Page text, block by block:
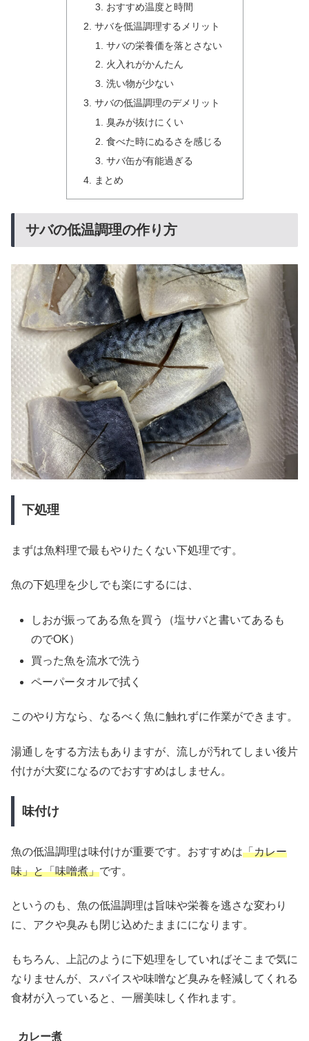
おすすめ温度と時間
サバを低温調理するメリット
サバの栄養価を落とさない
火入れがかんたん
洗い物が少ない
サバの低温調理のデメリット
臭みが抜けにくい
食べた時にぬるさを感じる
サバ缶が有能過ぎる
まとめ
サバの低温調理の作り方
下処理
まずは魚料理で最もやりたくない下処理です。
魚の下処理を少しでも楽にするには、
しおが振ってある魚を買う（塩サバと書いてあるも
のでOK）
買った魚を流水で洗う
ペーパータオルで拭く
このやり方なら、なるべく魚に触れずに作業ができます。
湯通しをする方法もありますが、流しが汚れてしまい後片
付けが大変になるのでおすすめはしません。
味付け
魚の低温調理は味付けが重要です。おすすめは「カレー
味」と「味噌煮」です。
というのも、魚の低温調理は旨味や栄養を逃さな変わり
に、アクや臭みも閉じ込めたままにになります。
もちろん、上記のように下処理をしていればそこまで気に
なりませんが、スパイスや味噌など臭みを軽減してくれる
食材が入っていると、一層美味しく作れます。
カレー煮